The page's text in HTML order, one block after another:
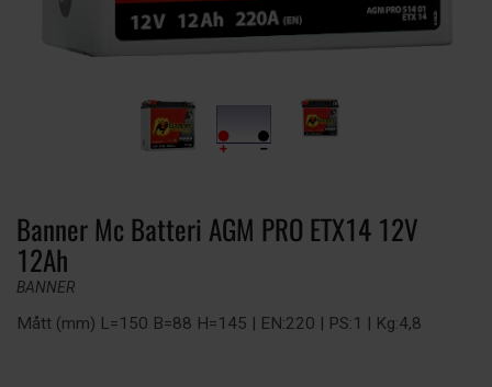
Banner Mc Batteri AGM PRO ETX14 12V
12Ah
BANNER
Mått (mm) L=150 B=88 H=145 | EN:220 | PS:1 | Kg:4,8